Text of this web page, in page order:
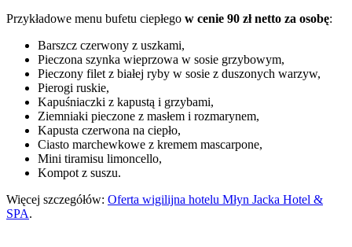
Przykładowe menu bufetu ciepłego w cenie 90 zł netto za osobę:
Barszcz czerwony z uszkami,
Pieczona szynka wieprzowa w sosie grzybowym,
Pieczony filet z białej ryby w sosie z duszonych warzyw,
Pierogi ruskie,
Kapuśniaczki z kapustą i grzybami,
Ziemniaki pieczone z masłem i rozmarynem,
Kapusta czerwona na ciepło,
Ciasto marchewkowe z kremem mascarpone,
Mini tiramisu limoncello,
Kompot z suszu.
Więcej szczegółów: Oferta wigilijna hotelu Młyn Jacka Hotel &
SPA.